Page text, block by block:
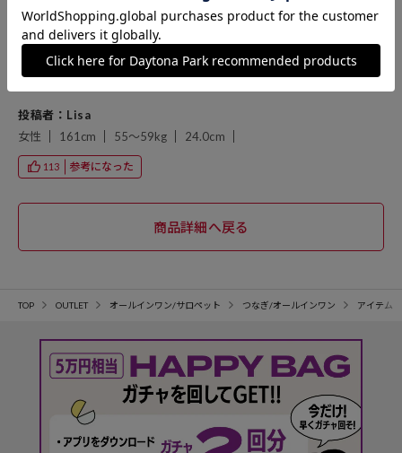
購入サイズ：FREE 色：ネイビー
思ってたよりも、丈が短くて、剃らないのと、ハイカットのスニーカ
ーとの相性が良かったです。 乾きも早そうです。
投稿者：Lisa
女性
161cm 55～59kg 24.0cm
113 参考になった
TOP OUTLET オールインワン/サロペット つなぎ/オールインワン アイテム